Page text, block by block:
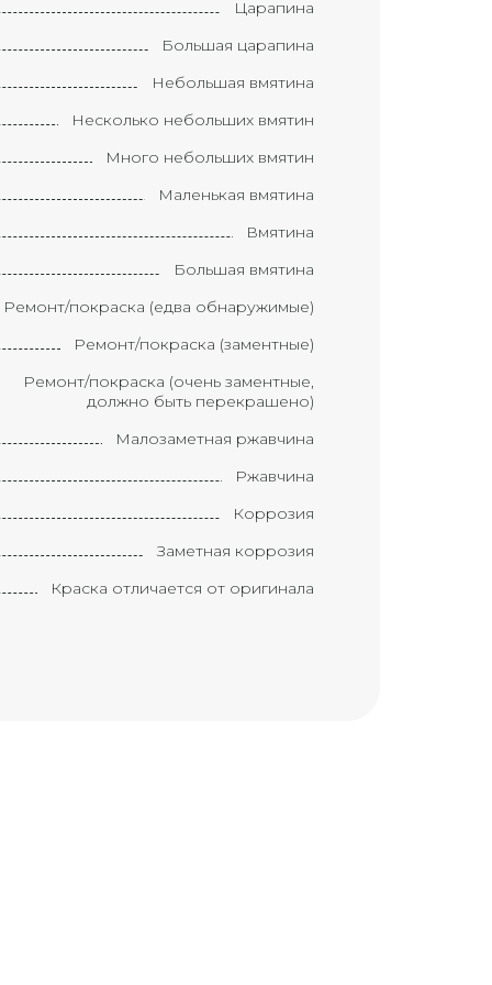
Царапина
Большая царапина
Небольшая вмятина
Несколько небольших вмятин
Много небольших вмятин
Маленькая вмятина
Вмятина
Большая вмятина
Ремонт/покраска (едва обнаружимые)
Ремонт/покраска (заментные)
Ремонт/покраска (очень заментные,
должно быть перекрашено)
Малозаметная ржавчина
Ржавчина
Коррозия
Заметная коррозия
Краска отличается от оригинала